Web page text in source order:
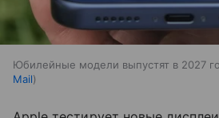
Юбилейные модели выпустят в 2027
Mail